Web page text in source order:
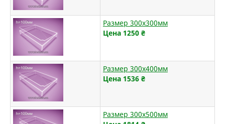
Размер 300х300мм
Цена 1250 ₴
Размер 300х400мм
Цена 1536 ₴
Размер 300х500мм